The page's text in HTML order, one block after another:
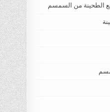
الطحينة من السمسم